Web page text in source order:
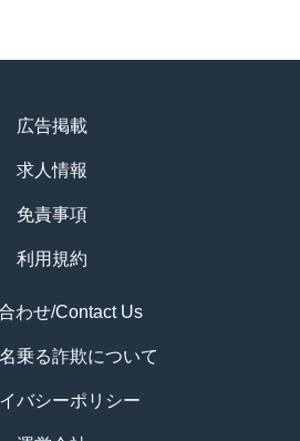
広告掲載
求人情報
免責事項
利用規約
わせ/Contact Us
乗る詐欺について
バシーポリシー